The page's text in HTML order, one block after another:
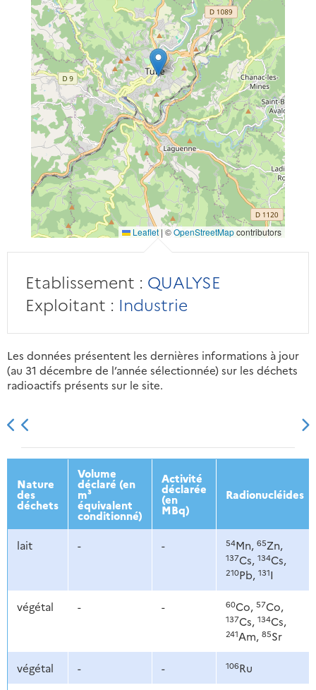
Leaflet | ©OpenStreetMapcontributors
Etablissement : QUALYSE
Exploitant : Industrie
Les données présentent les dernières informations à jour
(au 31 décembre de l’année sélectionnée) sur les déchets
radioactifs présents sur le site.
2013 2014 2015 2016
Nature
des
déchets
Volume
déclaré (en
m³
équivalent
conditionné)
Activité
déclarée
(en
MBq)
Radionucléides
lait - - 54Mn, 65Zn,
137Cs, 134Cs,
210Pb, 131I
végétal - - 60Co, 57Co,
137Cs, 134Cs,
241Am, 85Sr
végétal - - 106Ru